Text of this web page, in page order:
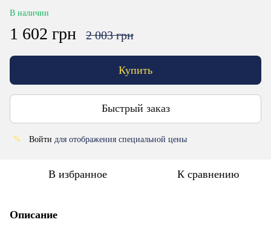
В наличии
1 602 грн 2 003 грн
Купить
Быстрый заказ
% Войти для отображения специальной цены
В избранное К сравнению
Описание